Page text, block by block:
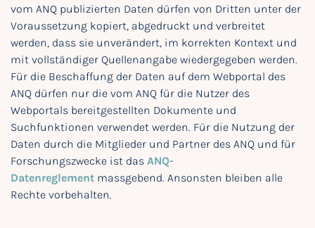
vom ANQ publizierten Daten dürfen von Dritten unter der
Voraussetzung kopiert, abgedruckt und verbreitet
werden, dass sie unverändert, im korrekten Kontext und
mit vollständiger Quellenangabe wiedergegeben werden.
Für die Beschaffung der Daten auf dem Webportal des
ANQ dürfen nur die vom ANQ für die Nutzer des
Webportals bereitgestellten Dokumente und
Suchfunktionen verwendet werden. Für die Nutzung der
Daten durch die Mitglieder und Partner des ANQ und für
Forschungszwecke ist das ANQ-
Datenreglement massgebend. Ansonsten bleiben alle
Rechte vorbehalten.